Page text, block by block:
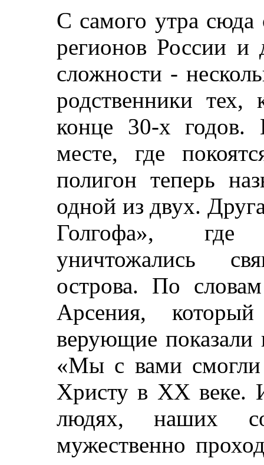
С самого утра
регионов России
сложности -
родственники
конце 30-х годов.
месте, где
полигон теперь
одной из двух.
Голгофа», где
уничтожались
острова. По
Арсения,
верующие показали
«Мы с вами смогли
Христу в XX веке.
людях, наших
мужественно